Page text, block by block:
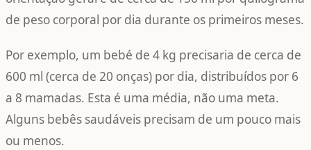
de peso corporal por dia durante os primeiros meses.
Por exemplo, um bebé de 4 kg precisaria de cerca de
600 ml (cerca de 20 onças) por dia, distribuídos por 6
a 8 mamadas. Esta é uma média, não uma meta.
Alguns bebês saudáveis ​​precisam de um pouco mais
ou menos.